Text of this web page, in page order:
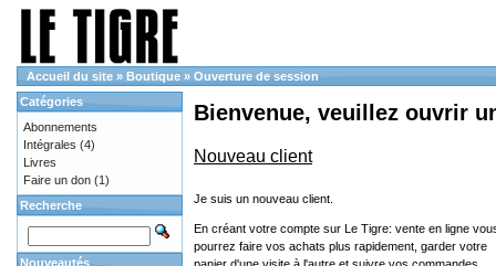
Accueil du site » Boutique » Ouverture de session
Bienvenue, veuillez ouvrir
Nouveau client
Je suis un nouveau client.
En créant votre compte sur Le Tigre: vente en ligne
pourrez faire vos achats plus rapidement, garder votre
Catégories
Abonnements
Intégrales (4)
Livres
Faire un don (1)
Recherche
Nouveautés